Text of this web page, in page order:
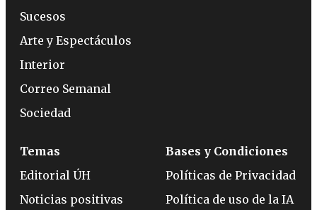
Sucesos
Arte y Espectáculos
Interior
Correo Semanal
Sociedad
Temas
Editorial ÚH
Noticias positivas
Bases y Condiciones
Políticas de Privacidad
Política de uso de la IA